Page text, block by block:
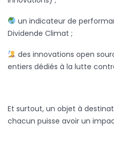
un indicateur de
Dividende Climat ;
des innovations open
entiers dédiés à la lutte
Et surtout, un objet à
chacun puisse avoir un